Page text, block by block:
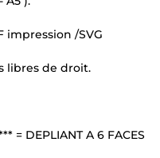
impression /SVG
libres de droit.
= DEPLIANT A 6 FACES